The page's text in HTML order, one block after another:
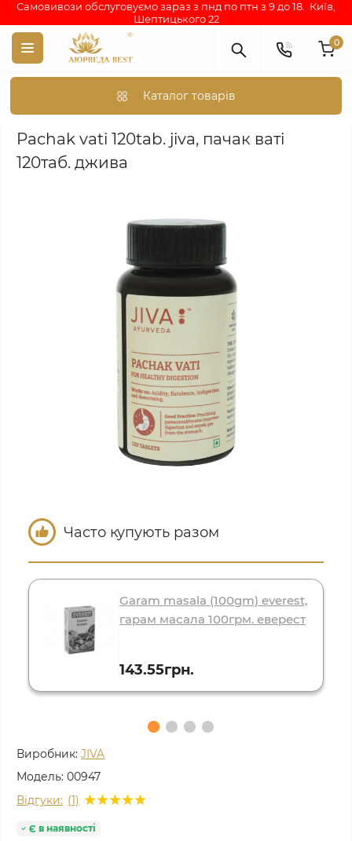
Самовивози обслуговуємо зараз з пнд по птн з 9 до 18. Київ,
Шептицького 22
0
Каталог товарів
Аюрведа каталог індійських товарів АЮРВЕДИЧНІ
Pachak vati 120tab. jiva, пачак ваті
120таб. джива
Часто купують разом
Garam masala (100gm) everest,
гарам масала 100грм. еверест
143.55грн.
Виробник: JIVA
Модель: 00947
Відгуки: (1)
Є в наявності